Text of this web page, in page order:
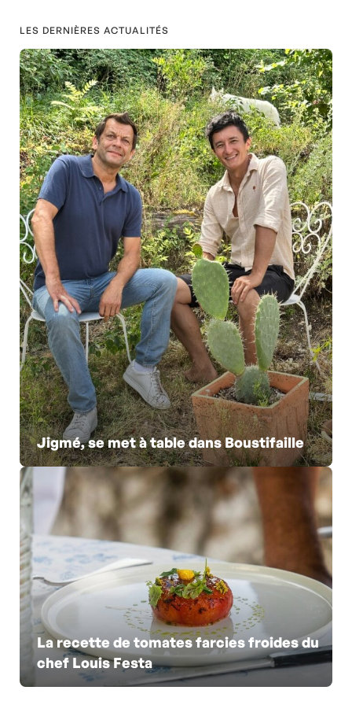
LES DERNIÈRES ACTUALITÉS
Jigmé, se met à table dans Boustifaille
La recette de tomates farcies froides du
chef Louis Festa